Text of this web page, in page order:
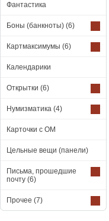
Фантастика
Боны (банкноты) (6)
Картмаксимумы (6)
Календарики
Открытки (6)
Нумизматика (4)
Карточки с ОМ
Цельные вещи (панели)
Письма, прошедшие
почту (6)
Прочее (7)